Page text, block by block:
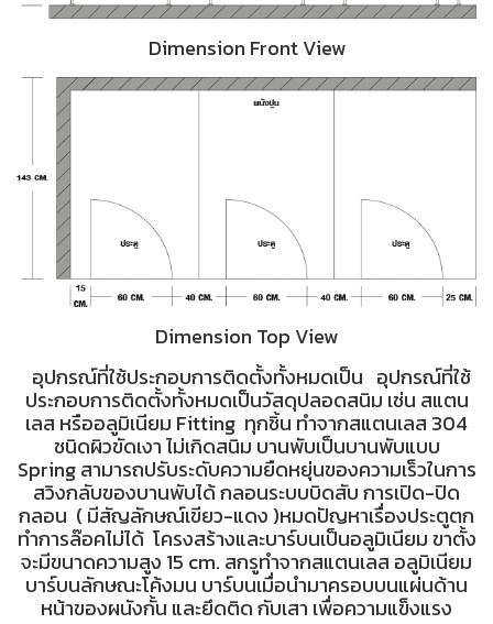
Dimension Front View
Dimension Top View
อุปกรณ์ที่ใช้ประกอบการติดตั้งทั้งหมดเป็น อุปกรณ์ที่ใช้
ประกอบการติดตั้งทั้งหมดเป็นวัสดุปลอดสนิม เช่น สแตน
เลส หรืออลูมิเนียม Fitting ทุกชิ้น ทำจากสแตนเลส 304
ชนิดผิวขัดเงา ไม่เกิดสนิม บานพับเป็นบานพับแบบ
Spring สามารถปรับระดับความยืดหยุ่นของความเร็วในการ
สวิงกลับของบานพับได้ กลอนระบบบิดสับ การเปิด-ปิด
กลอน ( มีสัญลักษณ์เขียว-แดง )หมดปัญหาเรื่องประตูตก
ทำการล๊อคไม่ได้ โครงสร้างและบาร์บนเป็นอลูมิเนียม ขาตั้ง
จะมีขนาดความสูง 15 cm. สกรูทำจากสแตนเลส อลูมิเนียม
บาร์บนลักษณะโค้งมน บาร์บนเมื่อนำมาครอบบนแผ่นด้าน
หน้าของผนังกั้น และยึดติด กับเสา เพื่อความแข็งแรง